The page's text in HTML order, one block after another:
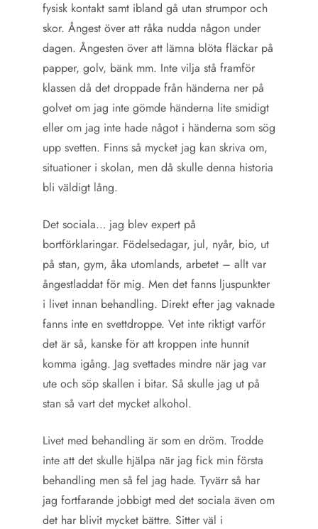
fysisk kontakt samt ibland gå utan strumpor och
skor. Ångest över att råka nudda någon under
dagen. Ångesten över att lämna blöta fläckar på
papper, golv, bänk mm. Inte vilja stå framför
klassen då det droppade från händerna ner på
golvet om jag inte gömde händerna lite smidigt
eller om jag inte hade något i händerna som sög
upp svetten. Finns så mycket jag kan skriva om,
situationer i skolan, men då skulle denna historia
bli väldigt lång.
Det sociala… jag blev expert på
bortförklaringar. Födelsedagar, jul, nyår, bio, ut
på stan, gym, åka utomlands, arbetet – allt var
ångestladdat för mig. Men det fanns ljuspunkter
i livet innan behandling. Direkt efter jag vaknade
fanns inte en svettdroppe. Vet inte riktigt varför
det är så, kanske för att kroppen inte hunnit
komma igång. Jag svettades mindre när jag var
ute och söp skallen i bitar. Så skulle jag ut på
stan så vart det mycket alkohol.
Livet med behandling är som en dröm. Trodde
inte att det skulle hjälpa när jag fick min första
behandling men så fel jag hade. Tyvärr så har
jag fortfarande jobbigt med det sociala även om
det har blivit mycket bättre. Sitter väl i